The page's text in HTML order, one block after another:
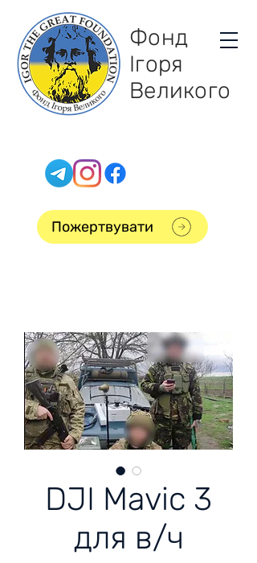
Фонд
Ігоря
Великого
Пожертвувати
DJI Mavic 3
для в/ч